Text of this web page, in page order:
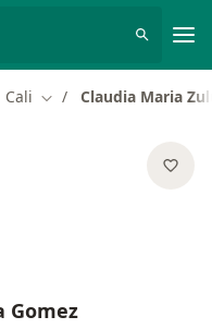
Cali Cambiar de ciudad
Claudia Maria
Gomez